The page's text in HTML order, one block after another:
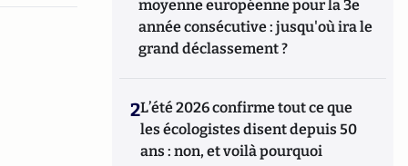
moyenne européenne pour la 3e
année consécutive : jusqu'où ira le
grand déclassement ?
2L’été 2026 confirme tout ce que
les écologistes disent depuis 50
ans : non, et voilà pourquoi